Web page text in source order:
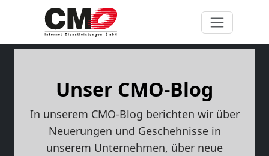
Unser CMO-Blog
In unserem CMO-Blog berichten wir über
Neuerungen und Geschehnisse in
unserem Unternehmen, über neue